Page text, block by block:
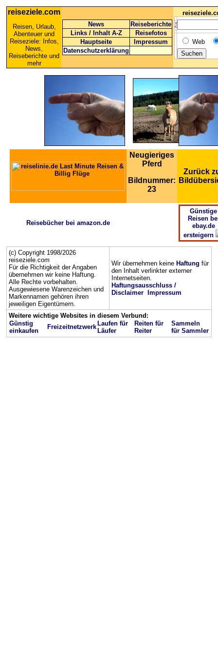
reiseziele.com
Reisen, Urlaub,
Abenteuer und
Reiseziele: Infos,
News,
Reiseberichte und
mehr
News
Reiseberichte
Links / Inhalt A-Z
Reisefotos
Hauptseite
Impressum
Datenschutzerklärung
Web
Neugieriges
Pferd
Bildnummer:
23
Zurück
Reisebücher bei amazon.de
Günstige
Reisen
ebay.de
ersteigern
(c) Copyright 1998/2026
reiseziele.com
Für die Richtigkeit der Angaben
übernehmen wir keine Haftung.
Alle Rechte vorbehalten.
Ausgewiesene Warenzeichen und
Markennamen gehören ihren
jeweiligen Eigentümern.
Wir übernehmen keine Haftung für
den Inhalt verlinkter externer
Internetseiten.
Haftungsausschluss /
Disclaimer
Impressum
Weitere wichtige Websites in diesem Verbund:
Günstig
einkaufen
Freizeitnetzwerk Laufen für
Läufer
Reiten für
Reiter
Sammeln
für Sammler